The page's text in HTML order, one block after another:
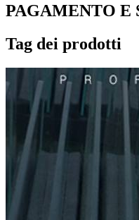
PAGAMENTO E
Tag dei prodotti